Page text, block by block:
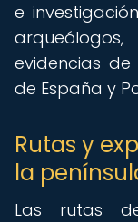
e
evidencias
de España y
Rutas y
la
Las rutas